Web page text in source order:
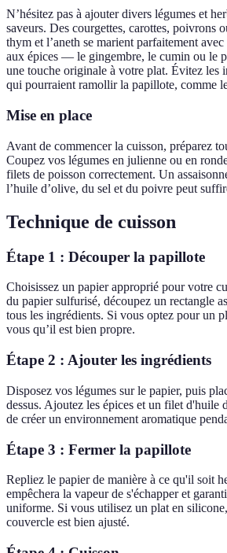
N’hésitez pas à ajouter divers légumes et
saveurs. Des courgettes, carottes, poivrons
thym et l’aneth se marient parfaitement
aux épices — le gingembre, le cumin ou le
une touche originale à votre plat. Évitez les
qui pourraient ramollir la papillote, comme
Mise en place
Avant de commencer la cuisson, préparez
Coupez vos légumes en julienne ou en
filets de poisson correctement. Un
l’huile d’olive, du sel et du poivre peut
Technique de cuisson
Étape 1 : Découper la papillote
Choisissez un papier approprié pour votre
du papier sulfurisé, découpez un rectangle
tous les ingrédients. Si vous optez pour un
vous qu’il est bien propre.
Étape 2 : Ajouter les ingrédients
Disposez vos légumes sur le papier, puis
dessus. Ajoutez les épices et un filet d'huile
de créer un environnement aromatique
Étape 3 : Fermer la papillote
Repliez le papier de manière à ce qu'il soit
empêchera la vapeur de s'échapper et
uniforme. Si vous utilisez un plat en
couvercle est bien ajusté.